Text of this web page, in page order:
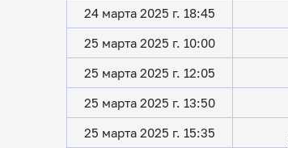
24 марта 2025 г. 18:45
25 марта 2025 г. 10:00
25 марта 2025 г. 12:05
25 марта 2025 г. 13:50
25 марта 2025 г. 15:35